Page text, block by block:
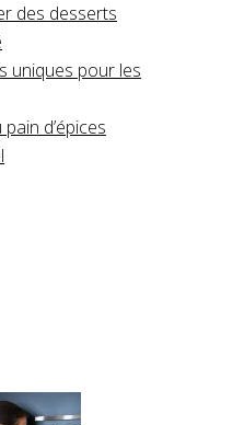
des desserts
uniques pour les
d’épices